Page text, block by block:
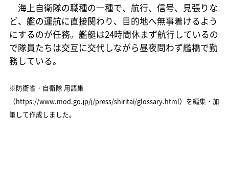
海上自衛隊の職種の一種で、航行、信号、見張りな
ど、艦の運航に直接関わり、目的地へ無事着けるよう
にするのが任務。艦艇は24時間休まず航行しているの
で隊員たちは交互に交代しながら昼夜問わず艦橋で勤
務している。
※防衛省・自衛隊 用語集
（https://www.mod.go.jp/j/press/shiritai/glossary.html）を編集・加
筆して作成しました。